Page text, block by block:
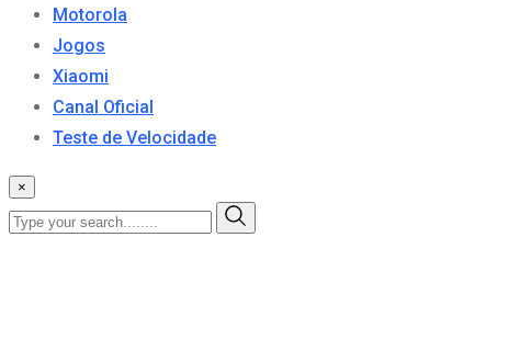
Motorola
Jogos
Xiaomi
Canal Oficial
Teste de Velocidade
×